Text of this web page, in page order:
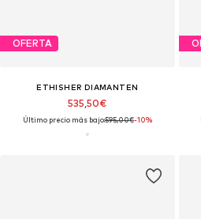
OFERTA
ETHISHER DIAMANTEN
535,50€
Último precio más bajo:595,00€-10%